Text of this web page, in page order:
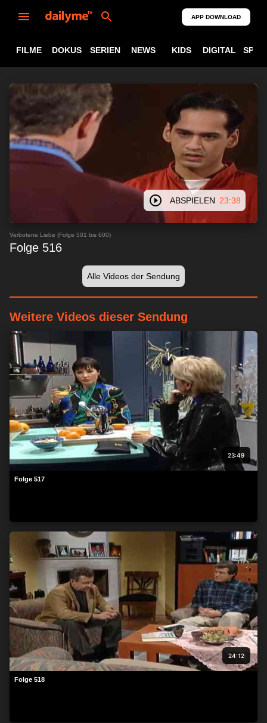
Wir respektieren Ihre Privatsphäre
Wir und unsere Partner speichern und/oder greifen auf
Informationen wie Cookies auf einem Gerät zu und verarbeiten
personenbezogene Daten wie eindeutige Kennungen und
Standardinformationen, die von einem Gerät für personalisierte
Werbung und Inhalte, Werbung und Inhaltsmessung,
Zielgruppenforschung und Serviceentwicklung gesendet
werden. Mit Ihrer Erlaubnis dürfen wir und unsere Partner über
Gerätescans genaue Standortdaten und Kenndaten abfragen.
Sie können auf die entsprechende Schaltfläche klicken, um der
o. a. Datenverarbeitung durch uns und unsere Partner
Sie der Verarbeitung zustimmen oder diese ablehnen. Bitte
beachten Sie, dass die Verarbeitung mancher
personenbezogenen Daten ohne Ihre Einwilligung stattfinden
kann, obwohl Sie das Recht haben, einer solchen Verarbeitung
zu widersprechen. Ihre Einstellungen gelten lediglich für diese
Website. Sie können Ihre Einstellungen jederzeit ändern oder
Ihre Einwilligung widerrufen, indem Sie zu dieser Website
zurückkehren und unten auf der Webseite auf die Schaltfläche
"Datenschutz" klicken.
APP DOWNLOAD
FILME DOKUS SERIEN NEWS KIDS DIGITAL
ABSPIELEN 23:38
Verbotene Liebe (Folge 501 bis 600)
Folge 516
Alle Videos der Sendung
Weitere Videos dieser Sendung
23:49
Folge 517
24:12
Folge 518